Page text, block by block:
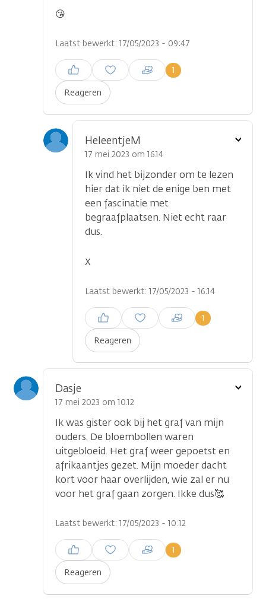
😘
Laatst bewerkt: 17/05/2023 - 09:47
Reageren
1
Inloggen om een reactie te
plaatsen
HeleentjeM
17 mei 2023 om 16.14
Ik vind het bijzonder om te lezen
hier dat ik niet de enige ben met
een fascinatie met
begraafplaatsen. Niet echt raar
dus.
X
Laatst bewerkt: 17/05/2023 - 16:14
Reageren
1
Inloggen om een reactie te
plaatsen
Toon
Dasje
17 mei 2023 om 10.12
Ik was gister ook bij het graf van mijn
ouders. De bloembollen waren
uitgebloeid. Het graf weer gepoetst en
afrikaantjes gezet. Mijn moeder dacht
kort voor haar overlijden, wie zal er nu
voor het graf gaan zorgen. Ikke dus🥰
Laatst bewerkt: 17/05/2023 - 10:12
Reageren
1
Inloggen om een reactie te
plaatsen
Toon